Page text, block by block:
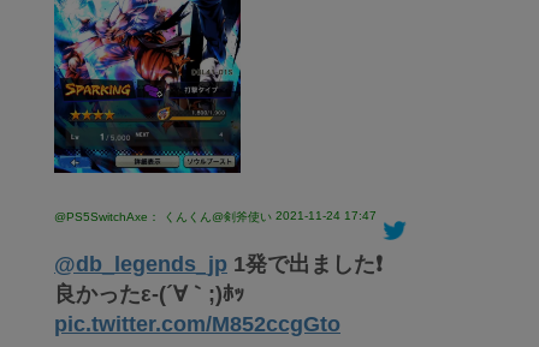
@PS5SwitchAxe： くんくん@剣斧使い 2021-11-24 17:47
@db_legends_jp 1発で出ました❗
良かったε-(´∀｀;)ﾎｯ
pic.twitter.com/M852ccgGto